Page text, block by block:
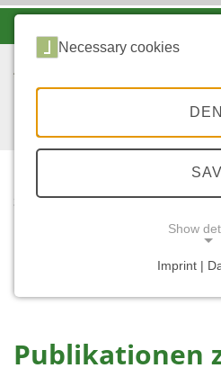
STARTSEITE
...
PUBLIKATIONEN ZUM
Publikationen
Necessary cookies
Show
Imprint |